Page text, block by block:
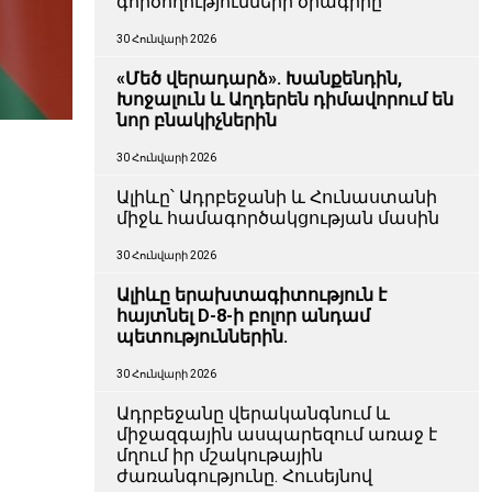
30 Հունվարի 2026
«Մեծ վերադարձ». Խանքենդին,
Խոջալուն և Աղդերեն դիմավորում են
նոր բնակիչներին
30 Հունվարի 2026
Ալիևը՝ Ադրբեջանի և Հունաստանի
միջև համագործակցության մասին
30 Հունվարի 2026
Ալիևը երախտագիտություն է
հայտնել D-8-ի բոլոր անդամ
պետություններին.
30 Հունվարի 2026
Ադրբեջանը վերականգնում և
միջազգային ասպարեզում առաջ է
մղում իր մշակութային
ժառանգությունը. Հուսեյնով